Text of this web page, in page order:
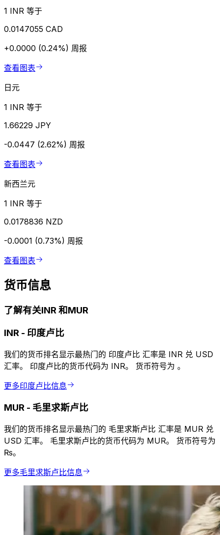
1 INR 等于
0.0147055 CAD
+0.0000 (0.24%) 周报
查看图表
日元
1 INR 等于
1.66229 JPY
-0.0447 (2.62%) 周报
查看图表
新西兰元
1 INR 等于
0.0178836 NZD
-0.0001 (0.73%) 周报
查看图表
货币信息
了解有关INR 和MUR
INR - 印度卢比
我们的货币排名显示最热门的 印度卢比 汇率是 INR 兑 USD
汇率。 印度卢比的货币代码为 INR。 货币符号为 ₹。
更多印度卢比信息
MUR - 毛里求斯卢比
我们的货币排名显示最热门的 毛里求斯卢比 汇率是 MUR 兑
USD 汇率。 毛里求斯卢比的货币代码为 MUR。 货币符号为
₨。
更多毛里求斯卢比信息